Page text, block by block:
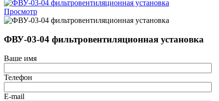
Просмотр
ФВУ-03-04 фильтровентиляционная установка
Ваше имя
Телефон
E-mail